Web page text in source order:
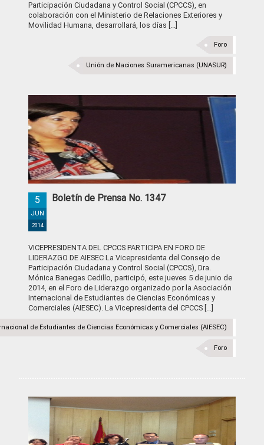
Participación Ciudadana y Control Social (CPCCS), en
colaboración con el Ministerio de Relaciones Exteriores y
Movilidad Humana, desarrollará, los días [...]
Foro
Unión de Naciones Suramericanas (UNASUR)
Boletín de Prensa No. 1347
5
JUN
2014
VICEPRESIDENTA DEL CPCCS PARTICIPA EN FORO DE
LIDERAZGO DE AIESEC La Vicepresidenta del Consejo de
Participación Ciudadana y Control Social (CPCCS), Dra.
Mónica Banegas Cedillo, participó, este jueves 5 de junio de
2014, en el Foro de Liderazgo organizado por la Asociación
Internacional de Estudiantes de Ciencias Económicas y
Comerciales (AIESEC). La Vicepresidenta del CPCCS [...]
de Estudiantes de Ciencias Económicas y Comerciales (AIESEC)
Foro